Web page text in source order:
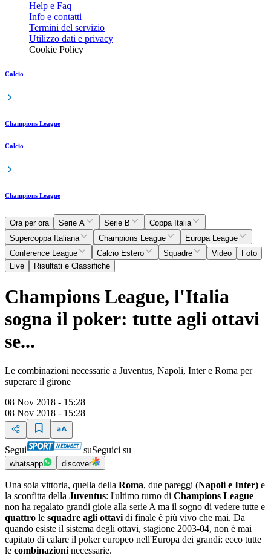
Help e Faq
Info e contatti
Termini del servizio
Utilizzo dati e privacy
Cookie Policy
Calcio
Champions League
Calcio
Champions League
Ora per ora Serie A Serie B
Coppa Italia
Supercoppa Italiana
Champions League
Europa League
Conference League
Calcio Estero Squadre Video
Foto
Live
Risultati e Classifiche
Champions League, l'Italia
sogna il poker: tutte agli ottavi
se...
Le combinazioni necessarie a Juventus, Napoli, Inter e Roma per
superare il girone
08 Nov 2018 - 15:28
08 Nov 2018 - 15:28
Segui suSeguici su
whatsapp discover
Una sola vittoria, quella della Roma, due pareggi (Napoli e Inter) e
la sconfitta della Juventus: l'ultimo turno di Champions League
non ha regalato grandi gioie alla serie A ma il sogno di vedere tutte e
quattro le squadre agli ottavi di finale è più vivo che mai. Da
quando esiste il sistema degli ottavi, stagione 2003-04, non è mai
capitato di calare il poker europeo nell'Europa dei grandi: ecco tutte
le combinazioni necessarie.